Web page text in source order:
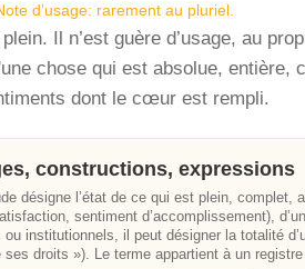
d’usage: rarement au pluriel.
Il n’est guère d’usage, au
chose qui est absolue, entière,
dont le cœur est rempli.
constructions, expressions
désigne l’état de ce qui est plein, complet,
sentiment d’accomplissement),
institutionnels, il peut désigner la totalité
ses droits »). Le terme appartient à un